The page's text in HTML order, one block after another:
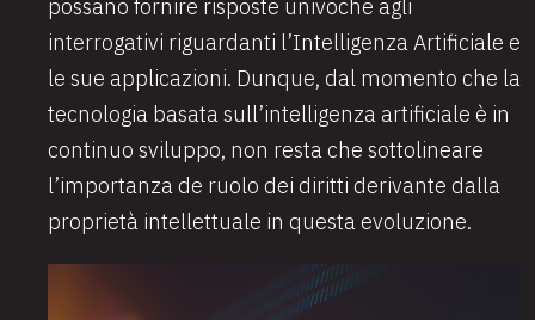
possano fornire risposte univoche agli
interrogativi riguardanti l’Intelligenza Artificiale e
le sue applicazioni. Dunque, dal momento che la
tecnologia basata sull’intelligenza artificiale è in
continuo sviluppo, non resta che sottolineare
l’importanza de ruolo dei diritti derivante dalla
proprietà intellettuale in questa evoluzione.